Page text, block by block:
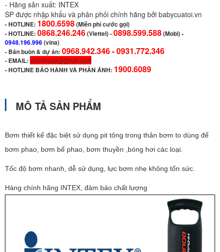
- Hãng sản xuất: INTEX
SP được nhập khẩu và phân phối chính hãng bởi babycuatoi.vn
-HOTLINE: 1800.6598(Miễn phí cước gọi)
- HOTLINE: 0868.246.246(Viettel)-0898.599.588(Mobi) -
0948.196.996(vina)
- Bán buôn & dự án: 0968.942.346 -0931.772.346
- EMAIL: vulinhrose@gmail.com
-HOTLINE BẢO HÀNH VÀ PHẢN ÁNH: 1900.6089
MÔ TẢ SẢN PHẨM
Bơm thiết kế đặc biệt sử dụng pit tông trong thân bơm to dùng để
bơm phao, bơm bể phao, bơm thuyền ,bóng hơi các loại.
Tốc độ bơm nhanh, dễ sử dụng, lực bơm nhẹ không tốn sức.
Hàng chính hãng INTEX, đảm bảo chất lượng